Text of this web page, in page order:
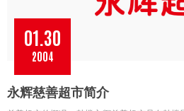
01.30
2004
永辉慈善超市简介